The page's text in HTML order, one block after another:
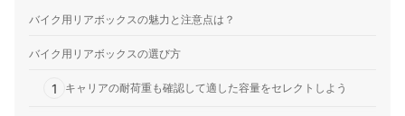
バイク用リアボックスの魅力と注意点は？
バイク用リアボックスの選び方
1 キャリアの耐荷重も確認して適した容量をセレクトしよう